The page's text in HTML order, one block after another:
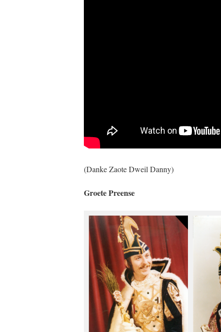
(Danke Zaote Dweil Danny)
Groete Preense